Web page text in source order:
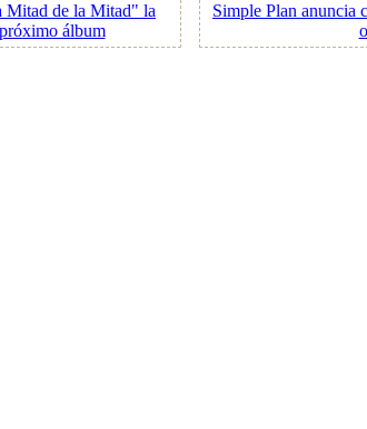
Mitad de la Mitad" la
álbum
Simple Plan anuncia